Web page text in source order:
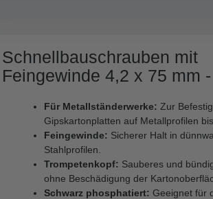
Schnellbauschrauben mit
Feingewinde 4,2 x 75 mm
Für Metallständerwerke: Zur
Gipskartonplatten auf Metallprofilen
Feingewinde: Sicherer Halt in
Stahlprofilen.
Trompetenkopf: Sauberes und
ohne Beschädigung der
Schwarz phosphatiert: Geeignet für